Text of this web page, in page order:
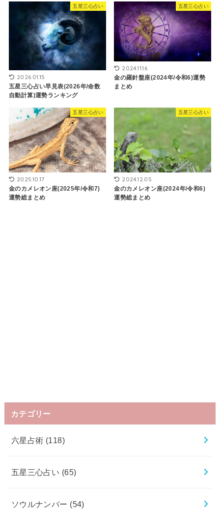
五星三心占い
2026.01.15
五星三心占い早見表(2026年/命数
自動計算)運勢ランキング
五星三心占い
2024.11.16
金の羅針盤座(2024年/令和6)運勢
まとめ
五星三心占い
2025.10.17
金のカメレオン座(2025年/令和7)
運勢総まとめ
五星三心占い
2024.12.05
金のカメレオン座(2024年/令和6)
運勢総まとめ
カテゴリー
六星占術 (118)
五星三心占い (65)
ソウルナンバー (54)